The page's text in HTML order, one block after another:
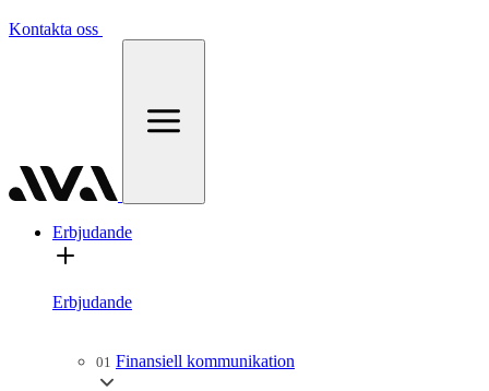
Kontakta oss
Erbjudande
Erbjudande
01 Finansiell kommunikation